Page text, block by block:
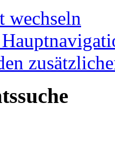
wechseln